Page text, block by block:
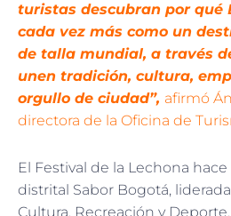
turistas descubran por qué
cada vez más como un
de talla mundial, a través
unen tradición, cultura,
orgullo de ciudad”, afirmó
directora de la Oficina de
El Festival de la Lechona
distrital Sabor Bogotá,
Cultura, Recreación y